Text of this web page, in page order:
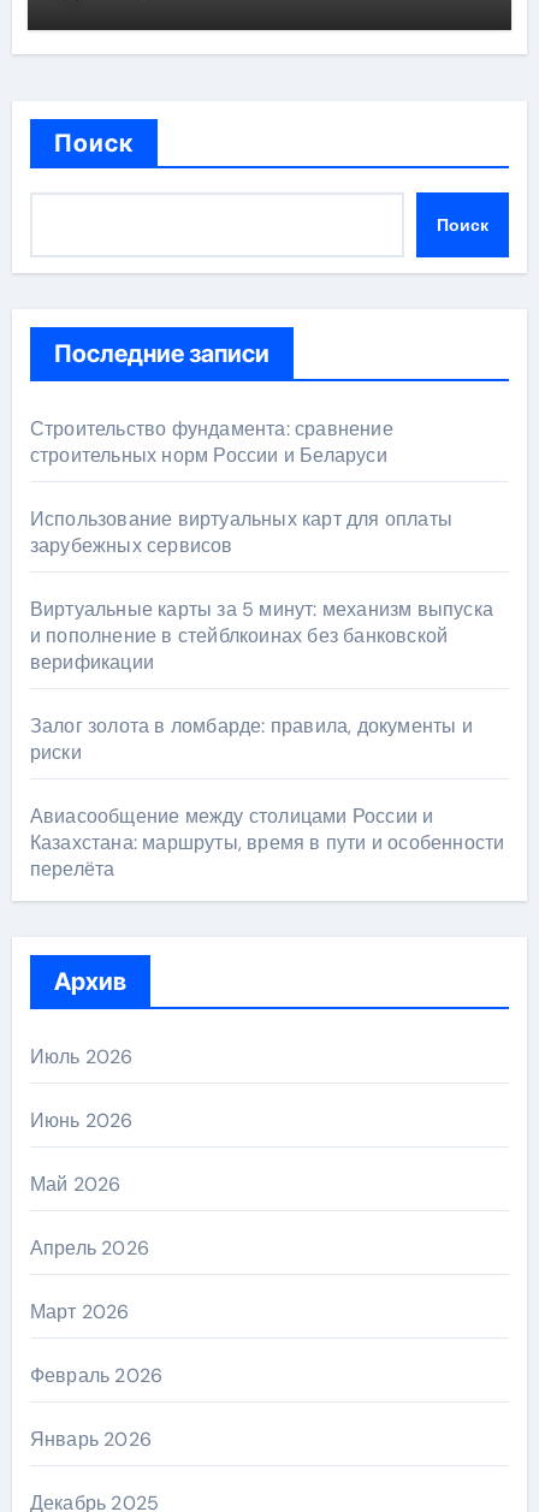
Поиск
Поиск
Последние записи
Строительство фундамента: сравнение
строительных норм России и Беларуси
Использование виртуальных карт для оплаты
зарубежных сервисов
Виртуальные карты за 5 минут: механизм выпуска
и пополнение в стейблкоинах без банковской
верификации
Залог золота в ломбарде: правила, документы и
риски
Авиасообщение между столицами России и
Казахстана: маршруты, время в пути и особенности
перелёта
Архив
Июль 2026
Июнь 2026
Май 2026
Апрель 2026
Март 2026
Февраль 2026
Январь 2026
Декабрь 2025